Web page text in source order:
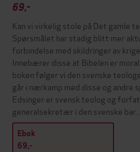
69,-
Kan vi virkelig stole på Det gamle
Spørsmålet har stadig blitt mer
forbindelse med skildringer av
Innebærer disse at Bibelen er
boken følger vi den svenske
går i nærkamp med disse og andre
Edsinger er svensk teolog og
generalsekretær i den svenske bar…
Ebok
69,-